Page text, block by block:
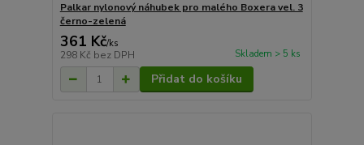
Palkar nylonový náhubek pro malého Boxera vel. 3
černo-zelená
361 Kč/ks
298 Kč bez DPH Skladem > 5 ks
Přidat do košíku